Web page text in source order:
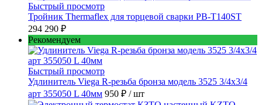
Быстрый просмотр
Тройник Thermaflex для торцевой сварки PB-T140ST
294 290 ₽
Рекомендуем
Быстрый просмотр
Удлинитель Viega R-резьба бронза модель 3525 3/4x3/4
арт 355050 L 40мм 950 ₽ / шт